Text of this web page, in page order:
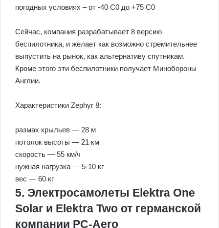
погодных условиях – от -40 С0 до +75 С0
Сейчас, компания разрабатывает 8 версию
беспилотника, и желает как возможно стремительнее
выпустить на рынок, как альтернативу спутникам.
Кроме этого эти беспилотники получает Минобороны
Англии.
Характеристики Zephyr 8:
размах крыльев — 28 м
потолок высоты — 21 км
скорость — 55 км/ч
нужная нагрузка — 5-10 кг
вес — 60 кг
5. Электросамолеты Elektra One
Solar и Elektra Two от германской
компании PC-Aero